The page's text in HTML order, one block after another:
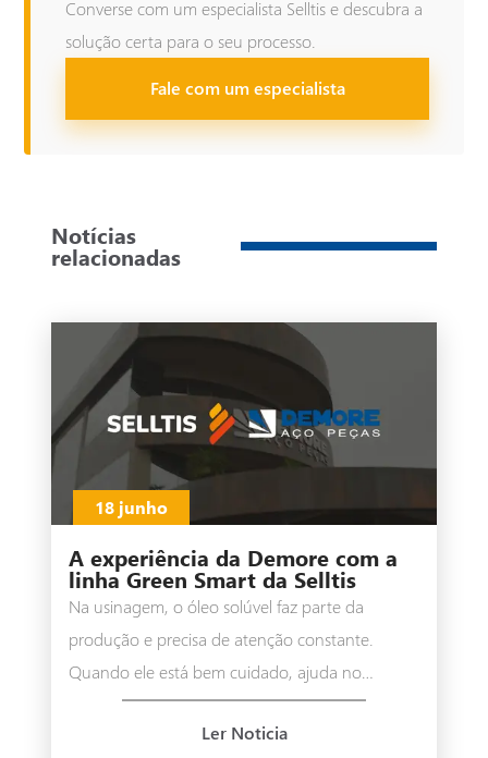
Cidade*
Qual o seu objetivo com a Selltis?*
Relacionamento com a Selltis*
CONFERIR CATÁLOGO ➜
Converse com um especialista Selltis e descubra a
solução certa para o seu processo.
Fale com um especialista
Notícias
relacionadas
18 junho
A experiência da Demore com a
linha Green Smart da Selltis
Na usinagem, o óleo solúvel faz parte da
produção e precisa de atenção constante.
Quando ele está bem cuidado, ajuda no
funcionamento das máquinas, no rendimento
das ferramentas e na qualidade das peças
Ler Noticia